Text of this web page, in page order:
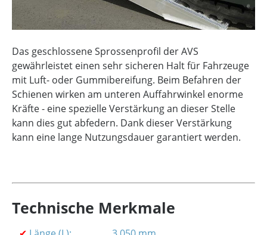
Das geschlossene Sprossenprofil der AVS
gewährleistet einen sehr sicheren Halt für Fahrzeuge
mit Luft- oder Gummibereifung. Beim Befahren der
Schienen wirken am unteren Auffahrwinkel enorme
Kräfte - eine spezielle Verstärkung an dieser Stelle
kann dies gut abfedern. Dank dieser Verstärkung
kann eine lange Nutzungsdauer garantiert werden.
Technische Merkmale